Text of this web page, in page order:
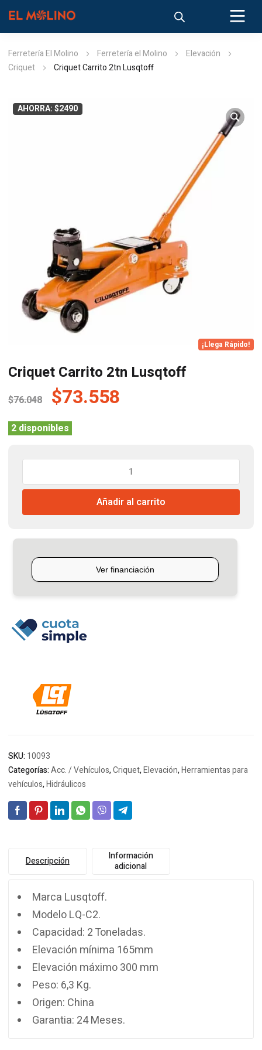
Ferretería El Molino Ferretería el Molino
Elevación
Criquet
Criquet Carrito 2tn Lusqtoff
AHORRA: $2490
¡Llega Rápido!
Criquet Carrito 2tn Lusqtoff
$76.048 El
precio
original
era:
$73.558
es:
$73.558.
2 disponibles
2tn
cantidad
Añadir al carrito
SKU: 10093
Categorías:Acc. / Vehículos,Criquet,Elevación,Herramientas para
vehículos,Hidráulicos
Descripción
Información
adicional
Marca Lusqtoff.
Modelo LQ-C2.
Capacidad: 2 Toneladas.
Elevación mínima 165mm
Elevación máximo 300 mm
Peso: 6,3 Kg.
Origen: China
Garantia: 24 Meses.